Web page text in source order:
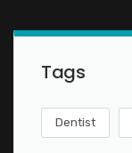
Tags
Dentist